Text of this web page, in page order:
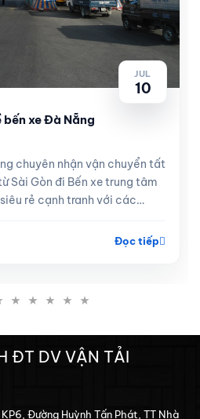
JUL
10
bến xe Đà Nẵng
chuyên nhận vận chuyển tất
Sài Gòn đi Bến xe trung tâm
rẻ cạnh tranh với các
Đọc tiếp
ĐT DV VẬN TẢI
Đường Huỳnh Tấn Phát, TT Nhà